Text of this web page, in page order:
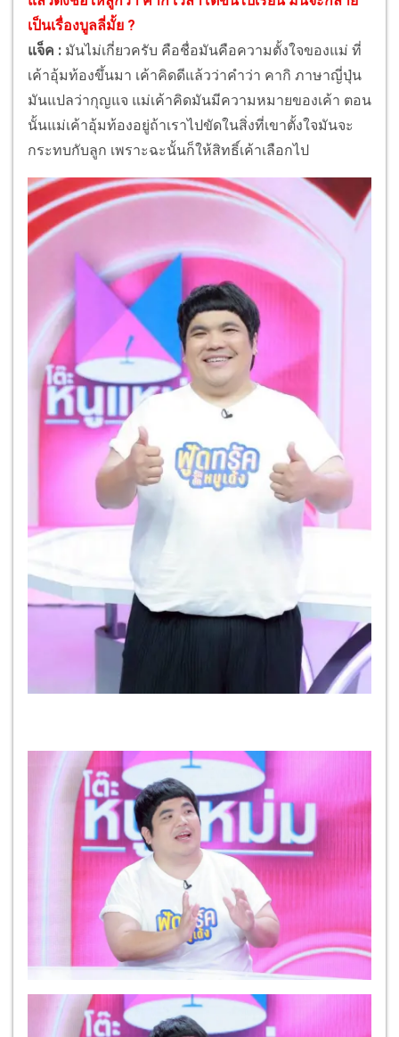
เป็นเรื่องบูลลี่มั้ย ?
แจ็ค : มันไม่เกี่ยวครับ คือชื่อมันคือความตั้งใจของแม่ ที่
เค้าอุ้มท้องขึ้นมา เค้าคิดดีแล้วว่าคำว่า คากิ ภาษาญี่ปุ่น
มันแปลว่ากุญแจ แม่เค้าคิดมันมีความหมายของเค้า ตอน
นั้นแม่เค้าอุ้มท้องอยู่ถ้าเราไปขัดในสิ่งที่เขาตั้งใจมันจะ
กระทบกับลูก เพราะฉะนั้นก็ให้สิทธิ์เค้าเลือกไป